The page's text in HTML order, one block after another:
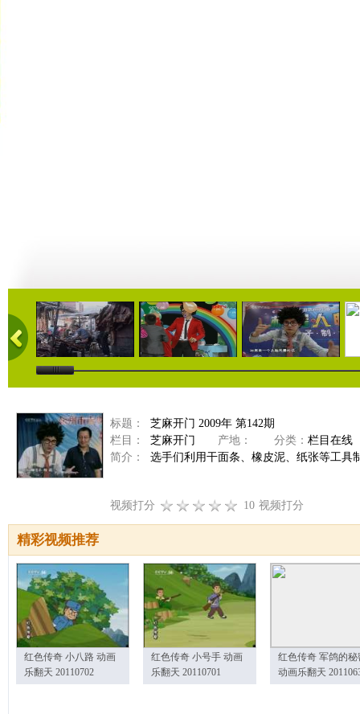
19:57 20:15 19:55
标题：
芝麻开门 2009年 第142期
栏目：
芝麻开门 产地： 分类： 栏目在线
简介：
选手们利用干面条、橡皮泥、纸张等工具
视频打分 10 视频打分
精彩视频推荐
红色传奇 小八路 动画
乐翻天 20110702
红色传奇 小号手 动画
乐翻天 20110701
红色传奇 军鸽的秘
动画乐翻天